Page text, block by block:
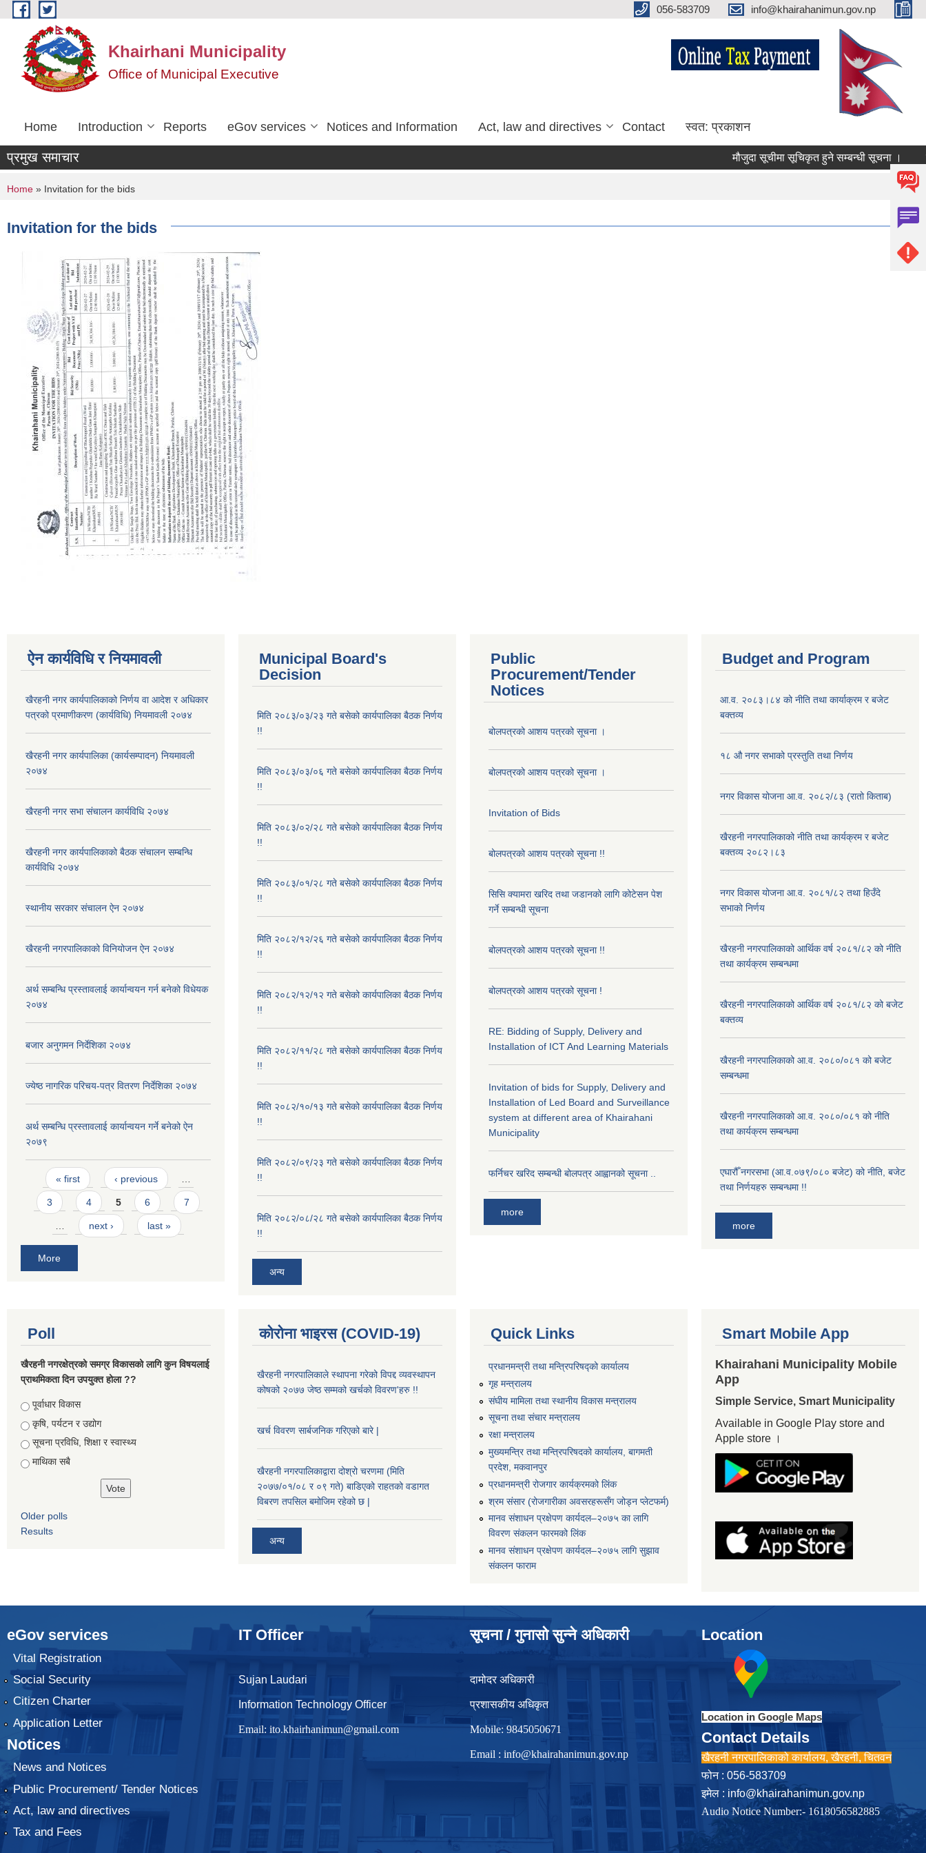
Skip to main content 056-583709 info@khairahanimun.gov.np
Khairhani Municipality
Office of Municipal Executive
Home Introduction Reports eGov services Notices and Information Act, law and directives Contact स्वत: प्रकाशन
प्रमुख समाचार मौजुदा सूचीमा सूचिकृत हुने सम्बन्धी सूचना ।
You are here
Home » Invitation for the bids
Invitation for the bids
ऐन कार्यविधि र नियमावली
खैरहनी नगर कार्यपालिकाको निर्णय वा आदेश र अधिकार
पत्रको प्रमाणीकरण (कार्यविधि) नियमावली २०७४
खैरहनी नगर कार्यपालिका (कार्यसम्पादन) नियमावली
२०७४
खैरहनी नगर सभा संचालन कार्यविधि २०७४
खैरहनी नगर कार्यपालिकाको बैठक संचालन सम्बन्धि
कार्यविधि २०७४
स्थानीय सरकार संचालन ऐन २०७४
खैरहनी नगरपालिकाको विनियोजन ऐन २०७४
अर्थ सम्बन्धि प्रस्तावलाई कार्यान्वयन गर्न बनेको विधेयक
२०७४
बजार अनुगमन निर्देशिका २०७४
ज्येष्ठ नागरिक परिचय-पत्र वितरण निर्देशिका २०७४
अर्थ सम्बन्धि प्रस्तावलाई कार्यान्वयन गर्ने बनेको ऐन
२०७९
Pages
« first ‹ previous …
3 4 5 6 7
… next › last »
More
Municipal Board's
Decision
मिति २०८३/०३/२३ गते बसेको कार्यपालिका बैठक निर्णय
!!
मिति २०८३/०३/०६ गते बसेको कार्यपालिका बैठक निर्णय
!!
मिति २०८३/०२/२८ गते बसेको कार्यपालिका बैठक निर्णय
!!
मिति २०८३/०१/२८ गते बसेको कार्यपालिका बैठक निर्णय
!!
मिति २०८२/१२/२६ गते बसेको कार्यपालिका बैठक निर्णय
!!
मिति २०८२/१२/१२ गते बसेको कार्यपालिका बैठक निर्णय
!!
मिति २०८२/११/२८ गते बसेको कार्यपालिका बैठक निर्णय
!!
मिति २०८२/१०/१३ गते बसेको कार्यपालिका बैठक निर्णय
!!
मिति २०८२/०९/२३ गते बसेको कार्यपालिका बैठक निर्णय
!!
मिति २०८२/०८/२८ गते बसेको कार्यपालिका बैठक निर्णय
!!
अन्य
Public
Procurement/Tender
Notices
बोलपत्रको आशय पत्रको सूचना ।
बोलपत्रको आशय पत्रको सूचना ।
Invitation of Bids
बोलपत्रको आशय पत्रको सूचना !!
सिसि क्यामरा खरिद तथा जडानको लागि कोटेसन पेश
गर्ने सम्बन्धी सूचना
बोलपत्रको आशय पत्रको सूचना !!
बोलपत्रको आशय पत्रको सूचना !
RE: Bidding of Supply, Delivery and
Installation of ICT And Learning Materials
Invitation of bids for Supply, Delivery and
Installation of Led Board and Surveillance
system at different area of Khairahani
Municipality
फर्निचर खरिद सम्बन्धी बोलपत्र आह्वानको सूचना ..
more
Budget and Program
आ.व. २०८३।८४ को नीति तथा कार्याक्रम र बजेट
बक्तव्य
१८ औ नगर सभाको प्रस्तुति तथा निर्णय
नगर विकास योजना आ.व. २०८२/८३ (रातो किताब)
खैरहनी नगरपालिकाको नीति तथा कार्यक्रम र बजेट
बक्तव्य २०८२।८३
नगर विकास योजना आ.व. २०८१/८२ तथा हिउँदे
सभाको निर्णय
खैरहनी नगरपालिकाको आर्थिक वर्ष २०८१/८२ को नीति
तथा कार्यक्रम सम्बन्धमा
खैरहनी नगरपालिकाको आर्थिक वर्ष २०८१/८२ को बजेट
बक्तव्य
खैरहनी नगरपालिकाको आ.व. २०८०/०८१ को बजेट
सम्बन्धमा
खैरहनी नगरपालिकाको आ.व. २०८०/०८१ को नीति
तथा कार्यक्रम सम्बन्धमा
एघारौँ नगरसभा (आ.व.०७९/०८० बजेट) को नीति, बजेट
तथा निर्णयहरु सम्बन्धमा !!
more
Poll
खैरहनी नगरक्षेत्रको समग्र विकासको लागि कुन विषयलाई
प्राथमिकता दिन उपयुक्त होला ??
Choices
पूर्वाधार विकास
कृषि, पर्यटन र उद्योग
सूचना प्रविधि, शिक्षा र स्वास्थ्य
माथिका सबै
Older polls
Results
कोरोना भाइरस (COVID-19)
खैरहनी नगरपालिकाले स्थापना गरेको विपद्द व्यवस्थापन
कोषको २०७७ जेष्ठ सम्मको खर्चको विवरण'हरु !!
खर्च विवरण सार्बजनिक गरिएको बारे |
खैरहनी नगरपालिकाद्वारा दोश्रो चरणमा (मिति
२०७७/०१/०८ र ०९ गते) बाडिएको राहतको वडागत
विबरण तपसिल बमोजिम रहेको छ |
अन्य
Quick Links
प्रधानमन्त्री तथा मन्त्रिपरिषद्को कार्यालय
गृह मन्त्रालय
संघीय मामिला तथा स्थानीय विकास मन्त्रालय
सूचना तथा संचार मन्त्रालय
रक्षा मन्त्रालय
मुख्यमन्त्रि तथा मन्त्रिपरिषदको कार्यालय, बागमती
प्रदेश, मकवानपुर
प्रधानमन्त्री रोजगार कार्यक्रमको लिंक
श्रम संसार (रोजगारीका अवसरहरूसँग जोड्न प्लेटफर्म)
मानव संशाधन प्रक्षेपण कार्यदल–२०७५ का लागि
विवरण संकलन फारमको लिंक
मानव संशाधन प्रक्षेपण कार्यदल–२०७५ लागि सुझाव
संकलन फाराम
Smart Mobile App
Khairahani Municipality Mobile
App
Simple Service, Smart Municipality
Available in Google Play store and
Apple store ।
eGov services
Vital Registration
Social Security
Citizen Charter
Application Letter
Notices
News and Notices
Public Procurement/ Tender Notices
Act, law and directives
Tax and Fees
IT Officer
Sujan Laudari
Information Technology Officer
Email: ito.khairhanimun@gmail.com
सूचना / गुनासो सुन्ने अधिकारी
दामोदर अधिकारी
प्रशासकीय अधिकृत
Mobile: 9845050671
Email : info@khairahanimun.gov.np
Location
Location in Google Maps
Contact Details
खैरहनी नगरपालिकाको कार्यालय, खैरहनी, चितवन
फोन : 056-583709
इमेल : info@khairahanimun.gov.np
Audio Notice Number:- 1618056582885